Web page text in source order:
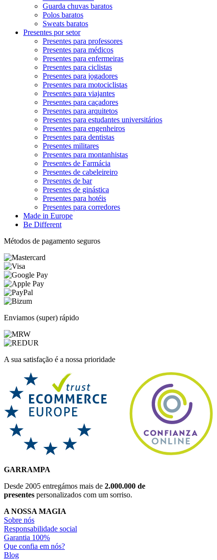
Guarda chuvas baratos
Polos baratos
Sweats baratos
Presentes por setor
Presentes para professores
Presentes para médicos
Presentes para enfermeiras
Presentes para ciclistas
Presentes para jogadores
Presentes para motociclistas
Presentes para viajantes
Presentes para caçadores
Presentes para arquitetos
Presentes para estudantes universitários
Presentes para engenheiros
Presentes para dentistas
Presentes militares
Presentes para montanhistas
Presentes de Farmácia
Presentes de cabeleireiro
Presentes de bar
Presentes de ginástica
Presentes para hotéis
Presentes para corredores
Made in Europe
Be Different
Métodos de pagamento seguros
Enviamos (super) rápido
A sua satisfação é a nossa prioridade
GARRAMPA
Desde 2005 entregámos mais de 2.000.000 de
presentes personalizados com um sorriso.
A NOSSA MAGIA
Sobre nós
Responsabilidade social
Garantia 100%
Que confia em nós?
Blog